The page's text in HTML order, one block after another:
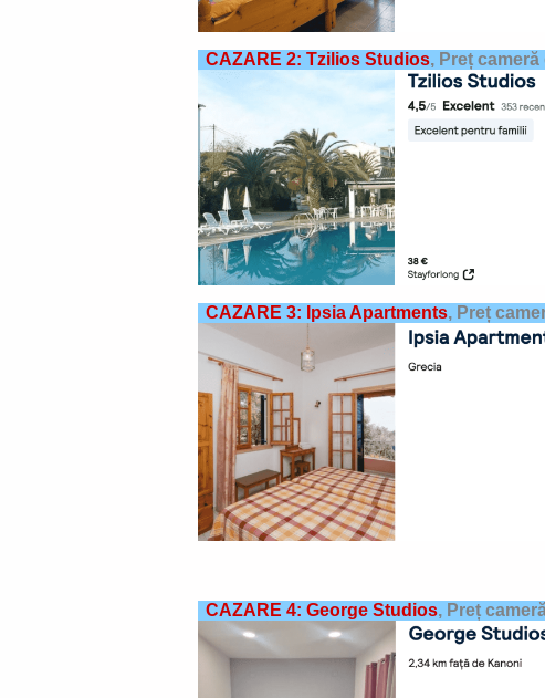
CAZARE 2: Tzilios Studios, Preț
CAZARE 3: Ipsia Apartments, Preț
CAZARE 4: George Studios, Preț